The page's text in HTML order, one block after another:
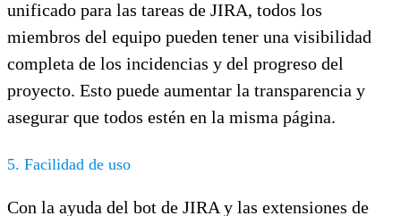
unificado para las tareas de JIRA, todos los
miembros del equipo pueden tener una visibilidad
completa de los incidencias y del progreso del
proyecto. Esto puede aumentar la transparencia y
asegurar que todos estén en la misma página.
5. Facilidad de uso
Con la ayuda del bot de JIRA y las extensiones de